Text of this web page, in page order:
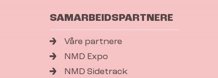
SAMARBEIDSPARTNERE
Våre partnere
NMD Expo
NMD Sidetrack